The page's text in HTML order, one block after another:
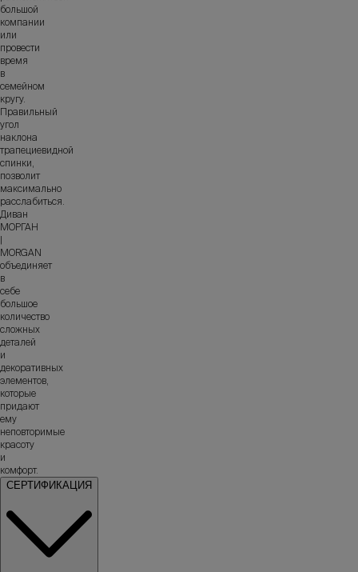
большой
компании
или
провести
время
в
семейном
кругу.
Правильный
угол
наклона
трапециевидной
спинки,
позволит
максимально
расслабиться.
Диван
МОРГАН
MORGAN
объединяет
в
себе
большое
количество
сложных
деталей
и
декоративных
элементов,
которые
придают
ему
неповторимые
красоту
и
комфорт.
СЕРТИФИКАЦИЯ